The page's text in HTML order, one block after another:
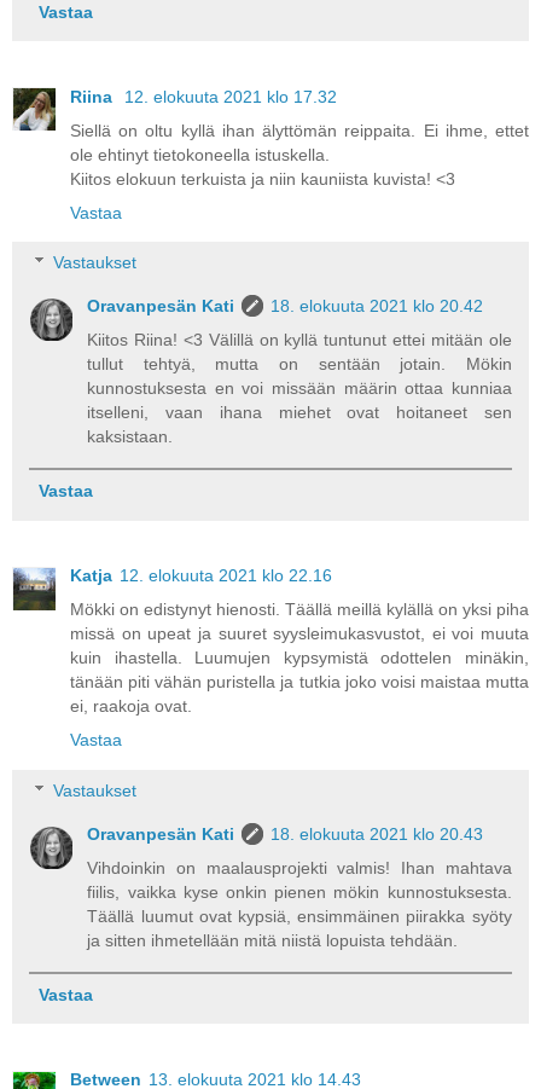
Vastaa
Riina
12. elokuuta 2021 klo 17.32
Siellä on oltu kyllä ihan älyttömän reippaita. Ei ihme, ettet
ole ehtinyt tietokoneella istuskella.
Kiitos elokuun terkuista ja niin kauniista kuvista! <3
Vastaa
Vastaukset
Oravanpesän Kati
18. elokuuta 2021 klo 20.42
Kiitos Riina! <3 Välillä on kyllä tuntunut ettei mitään ole
tullut tehtyä, mutta on sentään jotain. Mökin
kunnostuksesta en voi missään määrin ottaa kunniaa
itselleni, vaan ihana miehet ovat hoitaneet sen
kaksistaan.
Vastaa
Katja 12. elokuuta 2021 klo 22.16
Mökki on edistynyt hienosti. Täällä meillä kylällä on yksi piha
missä on upeat ja suuret syysleimukasvustot, ei voi muuta
kuin ihastella. Luumujen kypsymistä odottelen minäkin,
tänään piti vähän puristella ja tutkia joko voisi maistaa mutta
ei, raakoja ovat.
Vastaa
Vastaukset
Oravanpesän Kati
18. elokuuta 2021 klo 20.43
Vihdoinkin on maalausprojekti valmis! Ihan mahtava
fiilis, vaikka kyse onkin pienen mökin kunnostuksesta.
Täällä luumut ovat kypsiä, ensimmäinen piirakka syöty
ja sitten ihmetellään mitä niistä lopuista tehdään.
Vastaa
Between 13. elokuuta 2021 klo 14.43